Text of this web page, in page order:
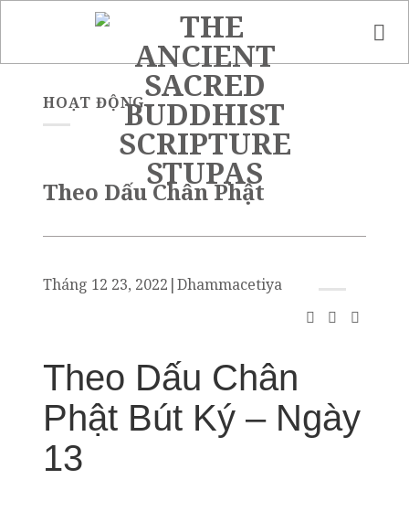
HOẠT ĐỘNG
Theo Dấu Chân Phật
Tháng 12 23, 2022 |Dhammacetiya
Theo Dấu Chân
Phật Bút Ký – Ngày
13